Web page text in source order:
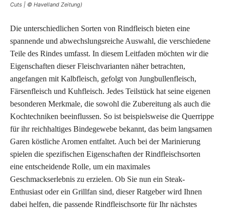
Cuts | © Havelland Zeitung)
Die unterschiedlichen Sorten von Rindfleisch bieten eine
spannende und abwechslungsreiche Auswahl, die verschiedene
Teile des Rindes umfasst. In diesem Leitfaden möchten wir die
Eigenschaften dieser Fleischvarianten näher betrachten,
angefangen mit Kalbfleisch, gefolgt von Jungbullenfleisch,
Färsenfleisch und Kuhfleisch. Jedes Teilstück hat seine eigenen
besonderen Merkmale, die sowohl die Zubereitung als auch die
Kochtechniken beeinflussen. So ist beispielsweise die Querrippe
für ihr reichhaltiges Bindegewebe bekannt, das beim langsamen
Garen köstliche Aromen entfaltet. Auch bei der Marinierung
spielen die spezifischen Eigenschaften der Rindfleischsorten
eine entscheidende Rolle, um ein maximales
Geschmackserlebnis zu erzielen. Ob Sie nun ein Steak-
Enthusiast oder ein Grillfan sind, dieser Ratgeber wird Ihnen
dabei helfen, die passende Rindfleischsorte für Ihr nächstes